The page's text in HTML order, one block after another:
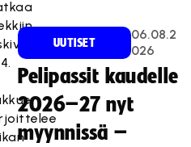
UUTISET
06.08.2
026
Pelipassit kaudelle
2026–27 nyt
myynnissä –